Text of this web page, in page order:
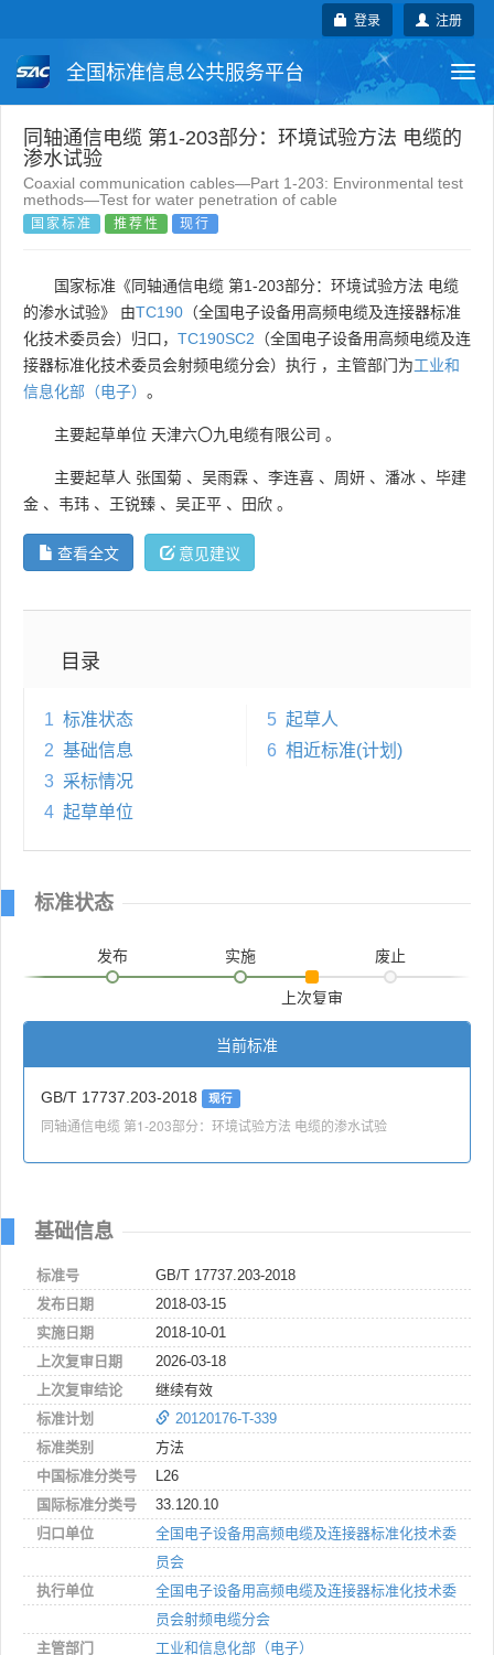
注册
登录
全国标准信息公共服务平台
国家标准 行业标准 地方标准
团体标准 企业标准 国际标准
同轴通信电缆 第1-203部分：环境试验方法 电缆的
渗水试验
Coaxial communication cables—Part 1-203: Environmental test
methods—Test for water penetration of cable
国家标准 推荐性 现行
国家标准《同轴通信电缆 第1-203部分：环境试验方法 电缆
的渗水试验》 由TC190 （全国电子设备用高频电缆及连接器标准
化技术委员会）归口， TC190SC2 （全国电子设备用高频电缆及连
接器标准化技术委员会射频电缆分会）执行 ，主管部门为工业和
信息化部（电子） 。
主要起草单位 天津六〇九电缆有限公司 。
主要起草人 张国菊 、 吴雨霖 、 李连喜 、 周妍 、 潘冰 、 毕建
金 、 韦玮 、 王锐臻 、 吴正平 、 田欣 。
查看全文 意见建议
目录
1 标准状态
2 基础信息
3 采标情况
4 起草单位
5 起草人
6 相近标准(计划)
标准状态
发布 实施
上次复审
废止
当前标准
GB/T 17737.203-2018 现行
同轴通信电缆 第1-203部分：环境试验方法 电缆的渗水试验
基础信息
标准号
GB/T 17737.203-2018
发布日期
2018-03-15
实施日期
2018-10-01
上次复审日期
2026-03-18
上次复审结论
继续有效
标准计划
20120176-T-339
标准类别
方法
中国标准分类号
L26
国际标准分类号
33.120.10
归口单位
全国电子设备用高频电缆及连接器标准化技术委
员会
执行单位
全国电子设备用高频电缆及连接器标准化技术委
员会射频电缆分会
主管部门
工业和信息化部（电子）